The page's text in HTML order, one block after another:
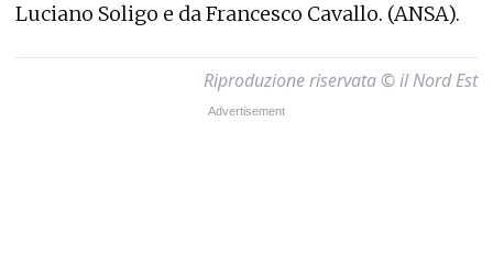
Luciano Soligo e da Francesco Cavallo. (ANSA).
Riproduzione riservata © il Nord Est